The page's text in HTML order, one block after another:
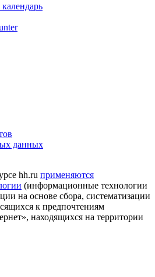
данных
hh.ru применяются
(информационные технологии
на основе сбора, систематизации
к предпочтениям
находящихся на территории